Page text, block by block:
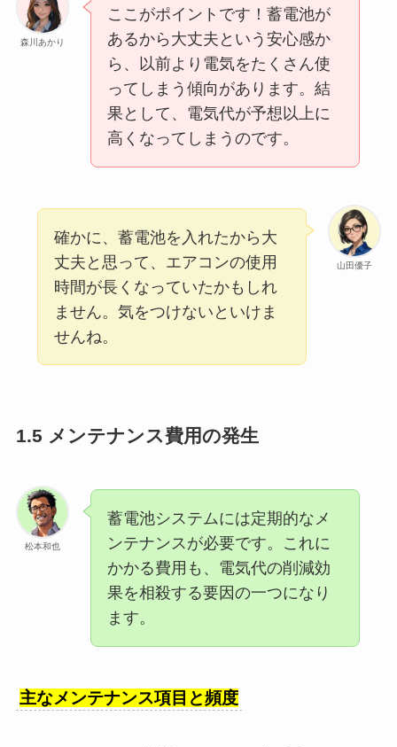
森川あかり
ここがポイントです！蓄電池が
あるから大丈夫という安心感か
ら、以前より電気をたくさん使
ってしまう傾向があります。結
果として、電気代が予想以上に
高くなってしまうのです。
山田優子
確かに、蓄電池を入れたから大
丈夫と思って、エアコンの使用
時間が長くなっていたかもしれ
ません。気をつけないといけま
せんね。
1.5 メンテナンス費用の発生
松本和也
蓄電池システムには定期的なメ
ンテナンスが必要です。これに
かかる費用も、電気代の削減効
果を相殺する要因の一つになり
ます。
主なメンテナンス項目と頻度